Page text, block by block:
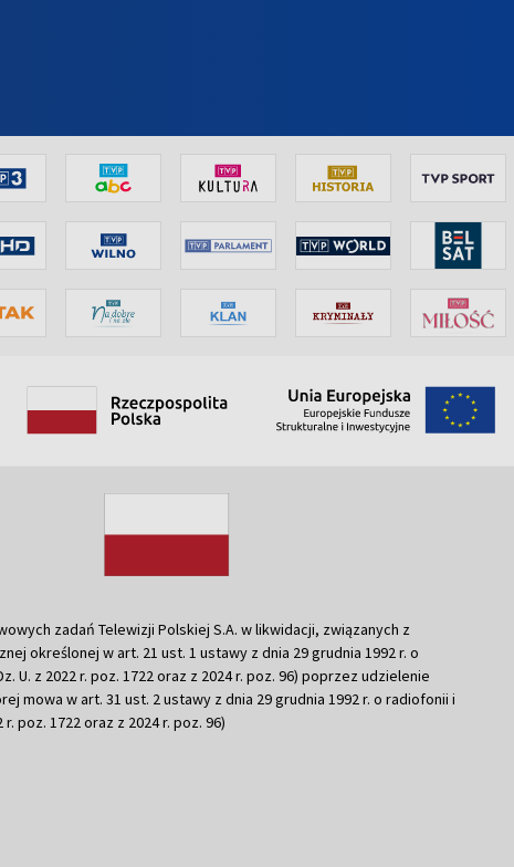
zadań Telewizji Polskiej S.A. w likwidacji, związanych z
określonej w art. 21 ust. 1 ustawy z dnia 29 grudnia 1992 r. o
U. z 2022 r. poz. 1722 oraz z 2024 r. poz. 96) poprzez udzielenie
mowa w art. 31 ust. 2 ustawy z dnia 29 grudnia 1992 r. o radiofonii i
poz. 1722 oraz z 2024 r. poz. 96)